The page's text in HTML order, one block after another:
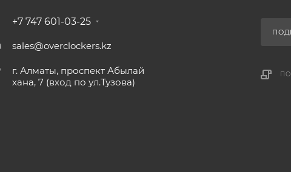
+7 747 601-03-25
sales@overclockers.kz
г. Алматы, проспект Абылай
хана, 7 (вход по ул.Тузова)